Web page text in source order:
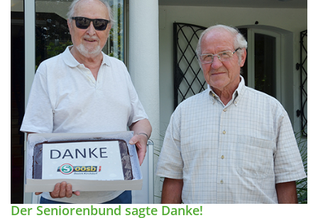
Der Seniorenbund sagte Danke!